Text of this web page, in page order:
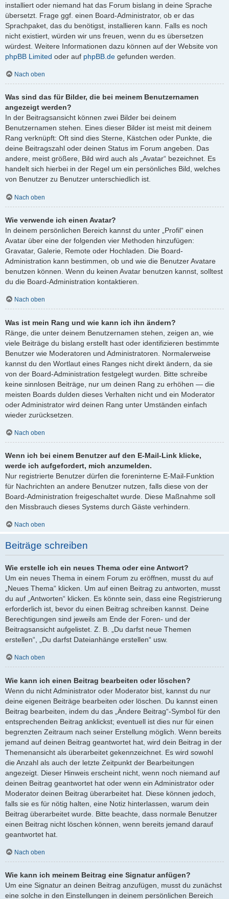
installiert oder niemand hat das Forum bislang in deine Sprache
übersetzt. Frage ggf. einen Board-Administrator, ob er das
Sprachpaket, das du benötigst, installieren kann. Falls es noch
nicht existiert, würden wir uns freuen, wenn du es übersetzen
würdest. Weitere Informationen dazu können auf der Website von
phpBB Limited oder auf phpBB.de gefunden werden.
Nach oben
Was sind das für Bilder, die bei meinem Benutzernamen
angezeigt werden?
In der Beitragsansicht können zwei Bilder bei deinem
Benutzernamen stehen. Eines dieser Bilder ist meist mit deinem
Rang verknüpft: Oft sind dies Sterne, Kästchen oder Punkte, die
deine Beitragszahl oder deinen Status im Forum angeben. Das
andere, meist größere, Bild wird auch als „Avatar“ bezeichnet. Es
handelt sich hierbei in der Regel um ein persönliches Bild, welches
von Benutzer zu Benutzer unterschiedlich ist.
Nach oben
Wie verwende ich einen Avatar?
In deinem persönlichen Bereich kannst du unter „Profil“ einen
Avatar über eine der folgenden vier Methoden hinzufügen:
Gravatar, Galerie, Remote oder Hochladen. Die Board-
Administration kann bestimmen, ob und wie die Benutzer Avatare
benutzen können. Wenn du keinen Avatar benutzen kannst, solltest
du die Board-Administration kontaktieren.
Nach oben
Was ist mein Rang und wie kann ich ihn ändern?
Ränge, die unter deinem Benutzernamen stehen, zeigen an, wie
viele Beiträge du bislang erstellt hast oder identifizieren bestimmte
Benutzer wie Moderatoren und Administratoren. Normalerweise
kannst du den Wortlaut eines Ranges nicht direkt ändern, da sie
von der Board-Administration festgelegt wurden. Bitte schreibe
keine sinnlosen Beiträge, nur um deinen Rang zu erhöhen — die
meisten Boards dulden dieses Verhalten nicht und ein Moderator
oder Administrator wird deinen Rang unter Umständen einfach
wieder zurücksetzen.
Nach oben
Wenn ich bei einem Benutzer auf den E-Mail-Link klicke,
werde ich aufgefordert, mich anzumelden.
Nur registrierte Benutzer dürfen die foreninterne E-Mail-Funktion
für Nachrichten an andere Benutzer nutzen, falls diese von der
Board-Administration freigeschaltet wurde. Diese Maßnahme soll
den Missbrauch dieses Systems durch Gäste verhindern.
Nach oben
Beiträge schreiben
Wie erstelle ich ein neues Thema oder eine Antwort?
Um ein neues Thema in einem Forum zu eröffnen, musst du auf
„Neues Thema“ klicken. Um auf einen Beitrag zu antworten, musst
du auf „Antworten“ klicken. Es könnte sein, dass eine Registrierung
erforderlich ist, bevor du einen Beitrag schreiben kannst. Deine
Berechtigungen sind jeweils am Ende der Foren- und der
Beitragsansicht aufgelistet. Z. B. „Du darfst neue Themen
erstellen“, „Du darfst Dateianhänge erstellen“ usw.
Nach oben
Wie kann ich einen Beitrag bearbeiten oder löschen?
Wenn du nicht Administrator oder Moderator bist, kannst du nur
deine eigenen Beiträge bearbeiten oder löschen. Du kannst einen
Beitrag bearbeiten, indem du das „Ändere Beitrag“-Symbol für den
entsprechenden Beitrag anklickst; eventuell ist dies nur für einen
begrenzten Zeitraum nach seiner Erstellung möglich. Wenn bereits
jemand auf deinen Beitrag geantwortet hat, wird dein Beitrag in der
Themenansicht als überarbeitet gekennzeichnet. Es wird sowohl
die Anzahl als auch der letzte Zeitpunkt der Bearbeitungen
angezeigt. Dieser Hinweis erscheint nicht, wenn noch niemand auf
deinen Beitrag geantwortet hat oder wenn ein Administrator oder
Moderator deinen Beitrag überarbeitet hat. Diese können jedoch,
falls sie es für nötig halten, eine Notiz hinterlassen, warum dein
Beitrag überarbeitet wurde. Bitte beachte, dass normale Benutzer
einen Beitrag nicht löschen können, wenn bereits jemand darauf
geantwortet hat.
Nach oben
Wie kann ich meinem Beitrag eine Signatur anfügen?
Um eine Signatur an deinen Beitrag anzufügen, musst du zunächst
eine solche in den Einstellungen in deinem persönlichen Bereich